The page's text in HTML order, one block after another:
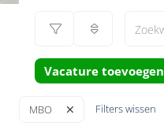
Vacature toevoegen
MBO Filters wissen